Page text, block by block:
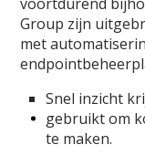
Group zijn
met
Snel inzicht
gebruikt om
te maken.